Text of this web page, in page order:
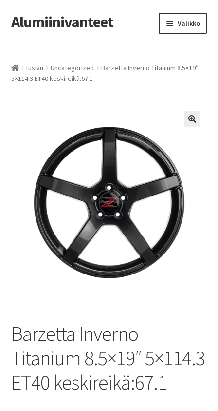
Siirry
navigointiin
Siirry
sisältöön
Alumiinivanteet Valikko
Kauppa
Vanteiden osto-opas
Auton renkaat
Yhteystiedot
Etusivu Uncategorized
Barzetta Inverno Titanium 8.5×19″
5×114.3 ET40 keskireikä:67.1
Barzetta Inverno
Titanium 8.5×19″ 5×114.3
ET40 keskireikä:67.1